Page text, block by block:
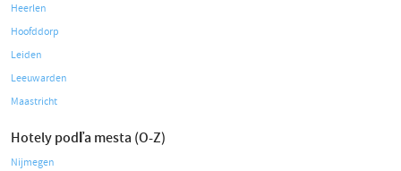
Heerlen
Hoofddorp
Leiden
Leeuwarden
Maastricht
Hotely podľa mesta (O-Z)
Nijmegen